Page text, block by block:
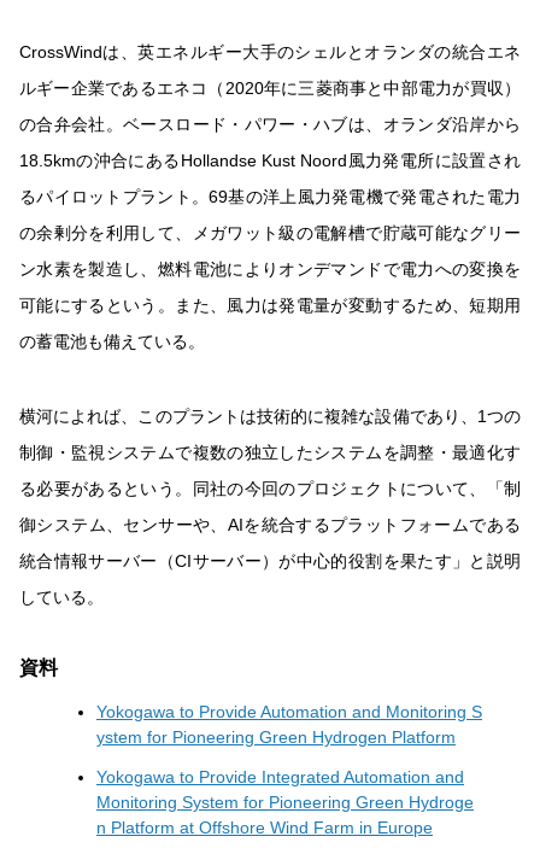
CrossWindは、英エネルギー大手のシェルとオランダの統合エネ
ルギー企業であるエネコ（2020年に三菱商事と中部電力が買収）
の合弁会社。ベースロード・パワー・ハブは、オランダ沿岸から
18.5kmの沖合にあるHollandse Kust Noord風力発電所に設置され
るパイロットプラント。69基の洋上風力発電機で発電された電力
の余剰分を利用して、メガワット級の電解槽で貯蔵可能なグリー
ン水素を製造し、燃料電池によりオンデマンドで電力への変換を
可能にするという。また、風力は発電量が変動するため、短期用
の蓄電池も備えている。
横河によれば、このプラントは技術的に複雑な設備であり、1つの
制御・監視システムで複数の独立したシステムを調整・最適化す
る必要があるという。同社の今回のプロジェクトについて、「制
御システム、センサーや、AIを統合するプラットフォームである
統合情報サーバー（CIサーバー）が中心的役割を果たす」と説明
している。
資料
Yokogawa to Provide Automation and Monitoring S
ystem for Pioneering Green Hydrogen Platform
Yokogawa to Provide Integrated Automation and
Monitoring System for Pioneering Green Hydroge
n Platform at Offshore Wind Farm in Europe